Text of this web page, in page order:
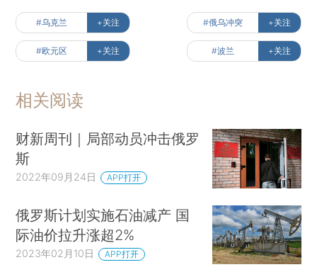
#乌克兰 +关注 #俄乌冲突 +关注
#欧元区 +关注 #波兰 +关注
相关阅读
财新周刊｜局部动员冲击俄罗
斯
2022年09月24日 APP打开
俄罗斯计划实施石油减产 国
际油价拉升涨超2%
2023年02月10日 APP打开